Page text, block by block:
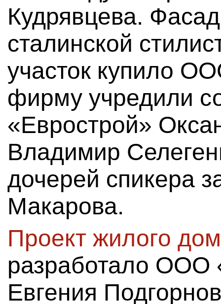
Кудрявцева.
сталинской
участок купило
фирму учредили
«Еврострой»
Владимир
дочерей спикера
Макарова.
Проект жилого
разработало ООО
Евгения